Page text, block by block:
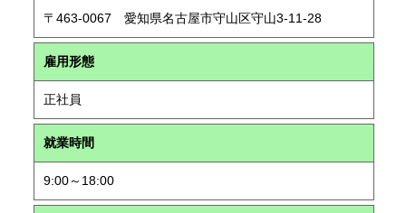
〒463-0067 愛知県名古屋市守山区守山3-11-28
雇用形態
正社員
就業時間
9:00～18:00